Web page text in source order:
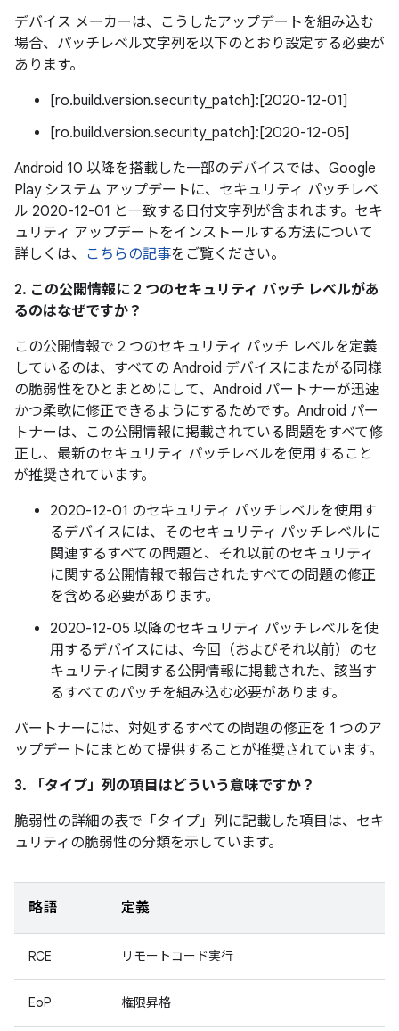
デバイス メーカーは、こうしたアップデートを組み込む
場合、パッチレベル文字列を以下のとおり設定する必要が
あります。
[ro.build.version.security_patch]:[2020-12-01]
[ro.build.version.security_patch]:[2020-12-05]
Android 10 以降を搭載した一部のデバイスでは、Google
Play システム アップデートに、セキュリティ パッチレベ
ル 2020-12-01 と一致する日付文字列が含まれます。セキ
ュリティ アップデートをインストールする方法について
詳しくは、 こちらの記事をご覧ください。
2. この公開情報に 2 つのセキュリティ パッチ レベルがあ
るのはなぜですか？
この公開情報で 2 つのセキュリティ パッチ レベルを定義
しているのは、すべての Android デバイスにまたがる同様
の脆弱性をひとまとめにして、Android パートナーが迅速
かつ柔軟に修正できるようにするためです。Android パー
トナーは、この公開情報に掲載されている問題をすべて修
正し、最新のセキュリティ パッチレベルを使用すること
が推奨されています。
2020-12-01 のセキュリティ パッチレベルを使用す
るデバイスには、そのセキュリティ パッチレベルに
関連するすべての問題と、それ以前のセキュリティ
に関する公開情報で報告されたすべての問題の修正
を含める必要があります。
2020-12-05 以降のセキュリティ パッチレベルを使
用するデバイスには、今回（およびそれ以前）のセ
キュリティに関する公開情報に掲載された、該当す
るすべてのパッチを組み込む必要があります。
パートナーには、対処するすべての問題の修正を 1 つのア
ップデートにまとめて提供することが推奨されています。
3. 「タイプ」 列の項目はどういう意味ですか？
脆弱性の詳細の表で「タイプ」 列に記載した項目は、セキ
ュリティの脆弱性の分類を示しています。
略語 定義
RCE リモートコード実行
EoP 権限昇格